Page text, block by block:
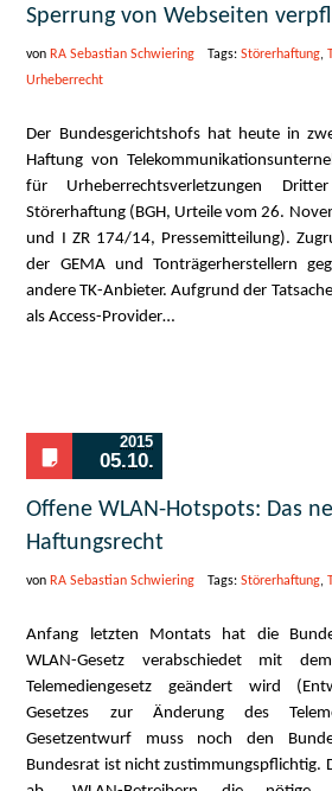
Sperrung von Webseiten
von RA Sebastian Schwiering Tags:Störerhaftung,
Urheberrecht
Der Bundesgerichtshofs hat heute in
Haftung von
für Urheberrechtsverletzungen
Störerhaftung (BGH, Urteile vom 26.
und I ZR 174/14, Pressemitteilung).
der GEMA und Tonträgerherstellern
andere TK-Anbieter. Aufgrund der
als Access-Provider…
2015
05.10.
Offene WLAN-Hotspots: Das
Haftungsrecht
von RA Sebastian Schwiering Tags:Störerhaftung,
Anfang letzten Montats hat die
WLAN-Gesetz verabschiedet mit
Telemediengesetz geändert wird
Gesetzes zur Änderung des
Gesetzentwurf muss noch den
Bundesrat ist nicht zustimmungspflichtig.